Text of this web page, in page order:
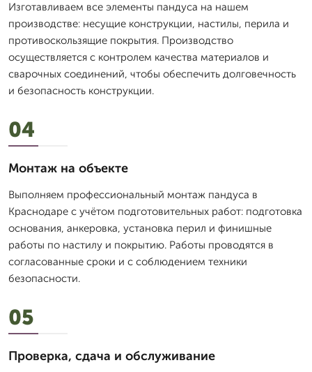
Изготавливаем все элементы пандуса на нашем
производстве: несущие конструкции, настилы, перила и
противоскользящие покрытия. Производство
осуществляется с контролем качества материалов и
сварочных соединений, чтобы обеспечить долговечность
и безопасность конструкции.
04
Монтаж на объекте
Выполняем профессиональный монтаж пандуса в
Краснодаре с учётом подготовительных работ: подготовка
основания, анкеровка, установка перил и финишные
работы по настилу и покрытию. Работы проводятся в
согласованные сроки и с соблюдением техники
безопасности.
05
Проверка, сдача и обслуживание